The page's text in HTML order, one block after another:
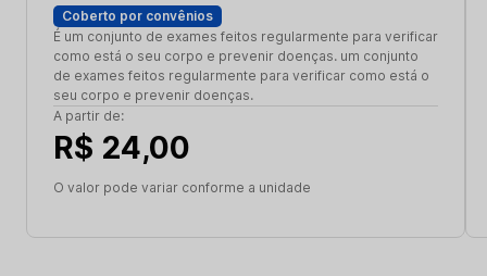
Coberto por convênios
É um conjunto de exames feitos regularmente para verificar
como está o seu corpo e prevenir doenças. um conjunto
de exames feitos regularmente para verificar como está o
seu corpo e prevenir doenças.
A partir de:
R$ 24,00
O valor pode variar conforme a unidade